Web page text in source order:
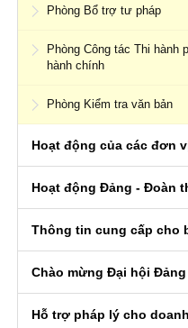
Phòng Bổ trợ tư pháp
Phòng Công tác Thi hành
hành chính
Phòng Kiểm tra văn bản
Hoạt động của các đơn
Hoạt động Đảng - Đoàn
Thông tin cung cấp cho
Chào mừng Đại hội
Hỗ trợ pháp lý cho